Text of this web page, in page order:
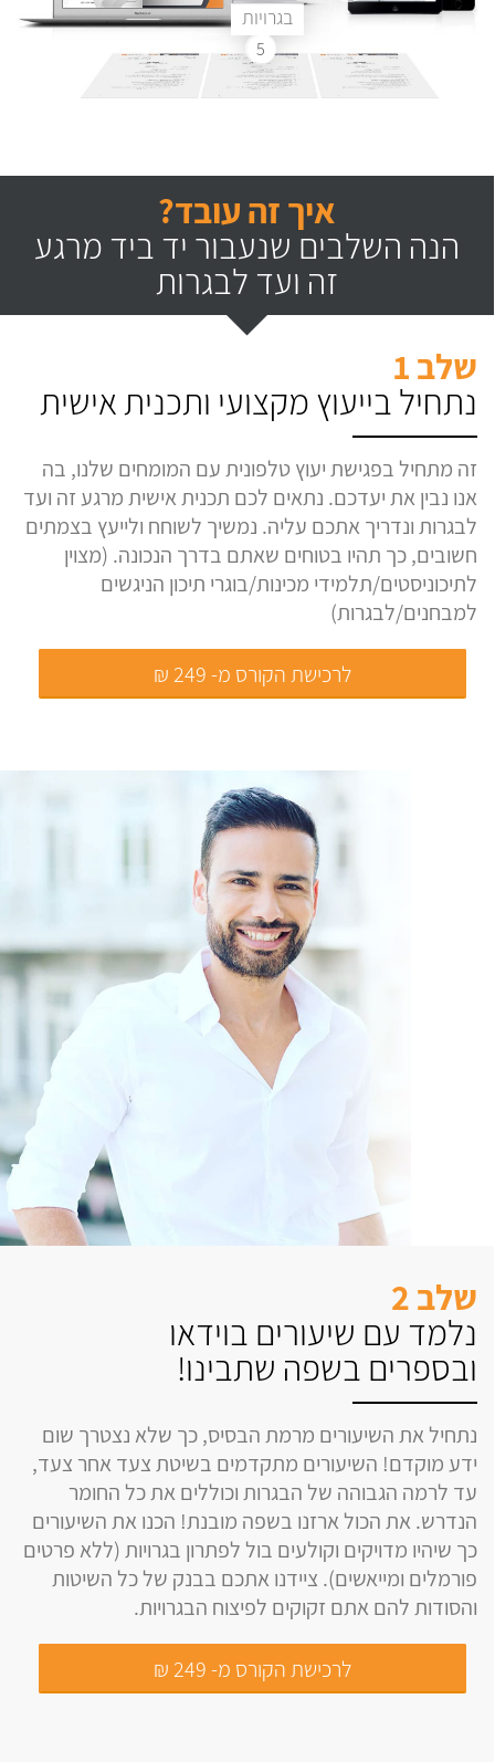
בגרויות
5
איך זה עובד?
הנה השלבים שנעבור יד ביד מרגע
זה ועד לבגרות
שלב 1
נתחיל בייעוץ מקצועי ותכנית אישית
זה מתחיל בפגישת יעוץ טלפונית עם המומחים שלנו, בה
אנו נבין את יעדכם. נתאים לכם תכנית אישית מרגע זה ועד
לבגרות ונדריך אתכם עליה. נמשיך לשוחח ולייעץ בצמתים
חשובים, כך תהיו בטוחים שאתם בדרך הנכונה. (מצוין
לתיכוניסטים/תלמידי מכינות/בוגרי תיכון הניגשים
למבחנים/לבגרות)
לרכישת הקורס מ- 249 ₪
שלב 2
נלמד עם שיעורים בוידאו
ובספרים בשפה שתבינו!
נתחיל את השיעורים מרמת הבסיס, כך שלא נצטרך שום
ידע מוקדם! השיעורים מתקדמים בשיטת צעד אחר צעד,
עד לרמה הגבוהה של הבגרות וכוללים את כל החומר
הנדרש. את הכול ארזנו בשפה מובנת! הכנו את השיעורים
כך שיהיו מדויקים וקולעים בול לפתרון בגרויות (ללא פרטים
פורמלים ומייאשים). ציידנו אתכם בבנק של כל השיטות
והסודות להם אתם זקוקים לפיצוח הבגרויות.
לרכישת הקורס מ- 249 ₪